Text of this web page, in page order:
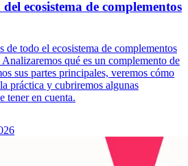
ecosistema de complementos
de todo el ecosistema de complementos
qué es un complemento de
sus partes principales, veremos cómo
práctica y cubriremos algunas
tener en cuenta.